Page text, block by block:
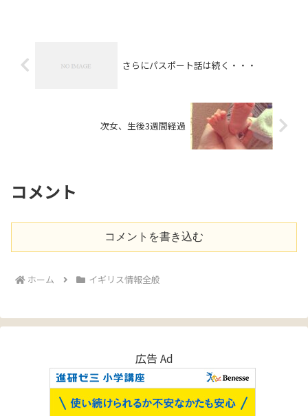
さらにパスポート話は続く・・・
次女、生後3週間経過
コメント
コメントを書き込む
ホーム イギリス情報全般
広告 Ad